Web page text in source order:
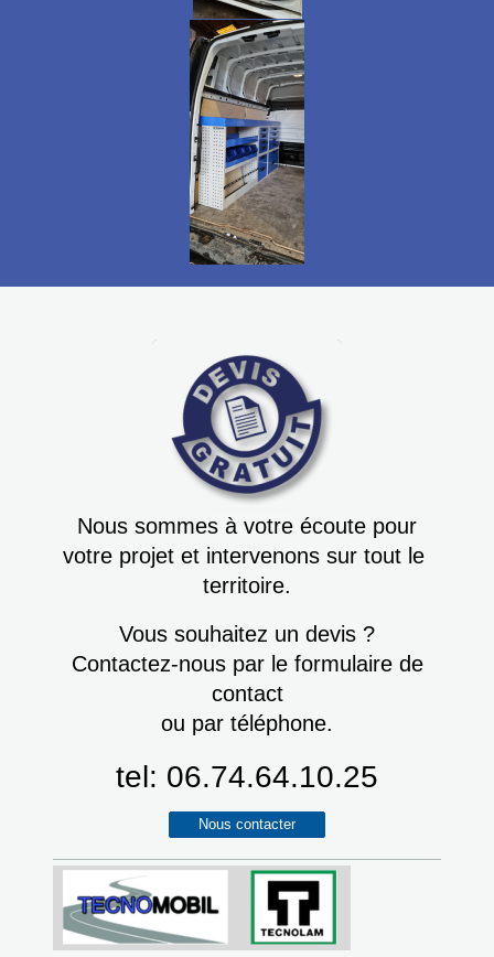
Nous sommes à votre écoute pour
votre projet et intervenons sur tout le
territoire.
Vous souhaitez un devis ?
Contactez-nous par le formulaire de
contact
ou par téléphone.
tel: 06.74.64.10.25
Nous contacter